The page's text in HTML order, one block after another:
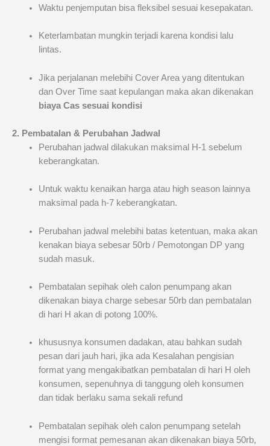
Waktu penjemputan bisa fleksibel sesuai kesepakatan.
Keterlambatan mungkin terjadi karena kondisi lalu
lintas.
Jika perjalanan melebihi Cover Area yang ditentukan
dan Over Time saat kepulangan maka akan dikenakan
biaya Cas sesuai kondisi
2. Pembatalan & Perubahan Jadwal
Perubahan jadwal dilakukan maksimal H-1 sebelum
keberangkatan.
Untuk waktu kenaikan harga atau high season lainnya
maksimal pada h-7 keberangkatan.
Perubahan jadwal melebihi batas ketentuan, maka akan
kenakan biaya sebesar 50rb / Pemotongan DP yang
sudah masuk.
Pembatalan sepihak oleh calon penumpang akan
dikenakan biaya charge sebesar 50rb dan pembatalan
di hari H akan di potong 100%.
khususnya konsumen dadakan, atau bahkan sudah
pesan dari jauh hari, jika ada Kesalahan pengisian
format yang mengakibatkan pembatalan di hari H oleh
konsumen, sepenuhnya di tanggung oleh konsumen
dan tidak berlaku sama sekali refund
Pembatalan sepihak oleh calon penumpang setelah
mengisi format pemesanan akan dikenakan biaya 50rb,